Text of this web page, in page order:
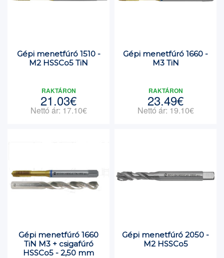
Gépi menetfúró 1510 -
M2 HSSCo5 TiN
RAKTÁRON
21.03€
Nettó ár: 17.10€
Gépi menetfúró 1660 -
M3 TiN
RAKTÁRON
23.49€
Nettó ár: 19.10€
Gépi menetfúró 1660
TiN M3 + csigafúró
HSSCo5 - 2,50 mm
Gépi menetfúró 2050 -
M2 HSSCo5